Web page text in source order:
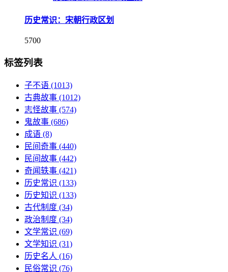
历史常识：宋朝行政区划
5700
标签列表
子不语 (1013)
古典故事 (1012)
志怪故事 (574)
鬼故事 (686)
成语 (8)
民间奇事 (440)
民间故事 (442)
奇闻轶事 (421)
历史常识 (133)
历史知识 (133)
古代制度 (34)
政治制度 (34)
文学常识 (69)
文学知识 (31)
历史名人 (16)
民俗常识 (76)